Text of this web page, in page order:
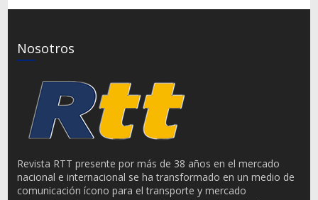
Nosotros
Revista RTT presente por más de 38 años en el mercado
nacional e internacional se ha transformado en un medio de
comunicación ícono para el transporte y mercado